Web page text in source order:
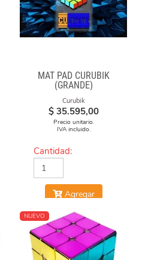
MAT PAD CURUBIK
(GRANDE)
Curubik
$ 35.595,00
Precio unitario.
IVA incluido.
Cantidad:
Agregar
NUEVO